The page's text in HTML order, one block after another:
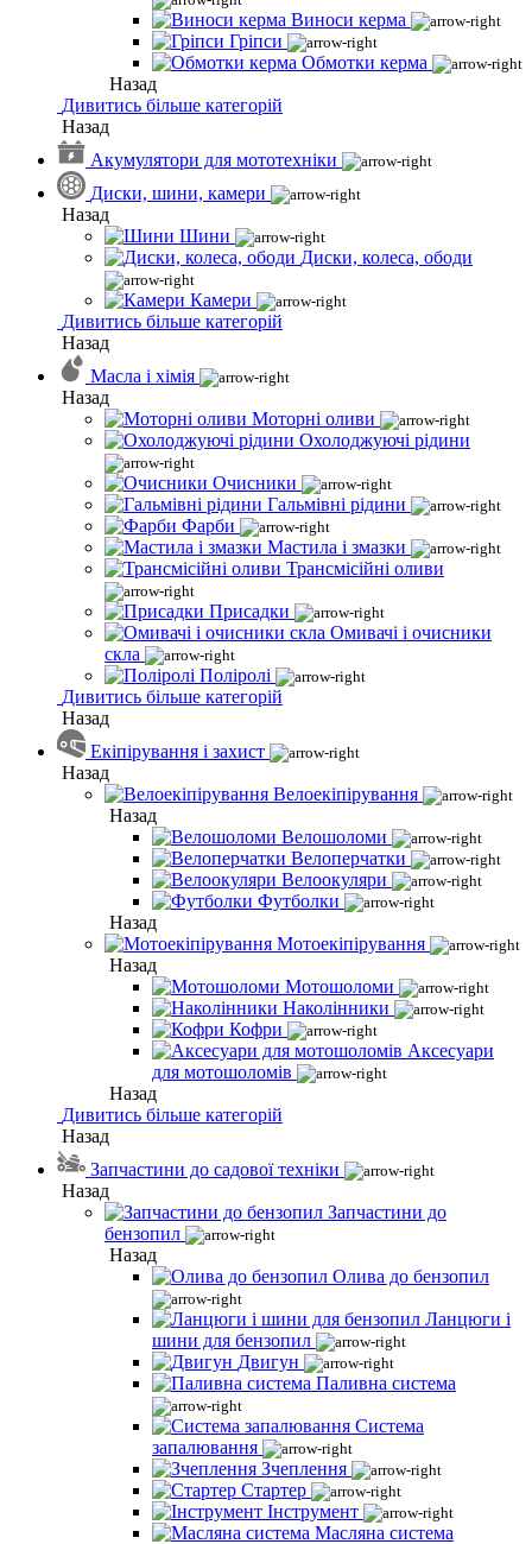
Виноси керма
Гріпси
Обмотки керма
Назад
Дивитись більше категорій
Назад
Акумулятори для мототехніки
Диски, шини, камери
Назад
Шини
Диски, колеса, ободи
Камери
Дивитись більше категорій
Назад
Масла і хімія
Назад
Моторні оливи
Охолоджуючі рідини
Очисники
Гальмівні рідини
Фарби
Мастила і змазки
Трансмісійні оливи
Присадки
Омивачі і очисники
скла
Поліролі
Дивитись більше категорій
Назад
Екіпірування і захист
Назад
Велоекіпірування
Назад
Велошоломи
Велоперчатки
Велоокуляри
Футболки
Назад
Мотоекіпірування
Назад
Мотошоломи
Наколінники
Кофри
Аксесуари
для мотошоломів
Назад
Дивитись більше категорій
Назад
Запчастини до садової техніки
Назад
Запчастини до
бензопил
Назад
Олива до бензопил
Ланцюги і
шини для бензопил
Двигун
Паливна система
Система
запалювання
Зчеплення
Стартер
Інструмент
Масляна система